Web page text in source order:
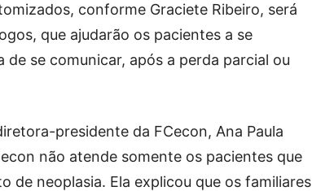
conforme Graciete Ribeiro, será
que ajudarão os pacientes a se
se comunicar, após a perda parcial ou
presidente da FCecon, Ana Paula
não atende somente os pacientes que
de neoplasia. Ela explicou que os familiares